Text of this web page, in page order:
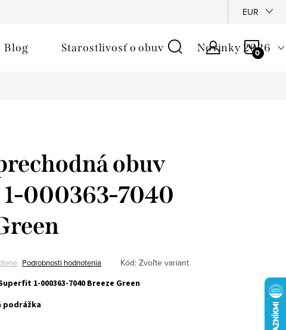
Ochrana osobných
EUR
Blog Starostlivosť o obuv Novinky 2026
obuv
000363-7040
Podrobnosti hodnotenia Kód: Zvoľte variant
1-000363-7040 Breeze Green
podrážka